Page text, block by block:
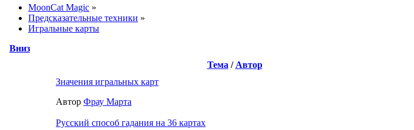
MoonCat Magic »
Предсказательные техники »
Игральные карты
Вниз
Тема / Автор
Значения игральных карт
Автор Фрау Марта
Русский способ гадания на 36 картах